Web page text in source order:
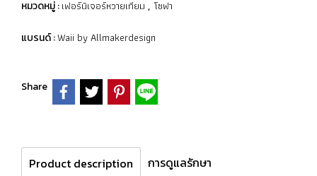
หมวดหมู่ :เฟอร์นิเจอร์หวายเทียม , โซฟา
แบรนด์ :Waii by Allmakerdesign
Share
Product description
การดูแลรักษา